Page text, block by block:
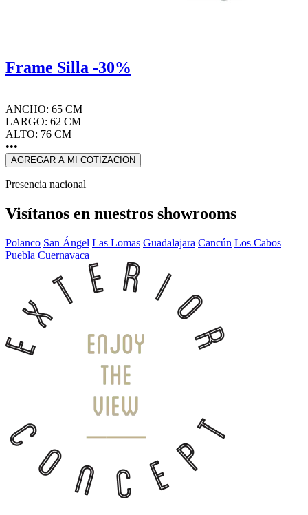
Frame Silla -30%
ANCHO: 65 CM
LARGO: 62 CM
ALTO: 76 CM
•••
AGREGAR A MI COTIZACION
Presencia nacional
Visítanos en nuestros showrooms
Polanco San Ángel Las Lomas Guadalajara Cancún Los Cabos
Puebla Cuernavaca